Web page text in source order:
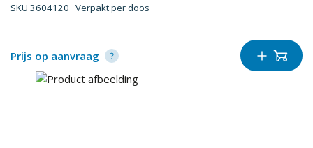
SKU 3604120 Verpakt perdoos
Prijs op aanvraag